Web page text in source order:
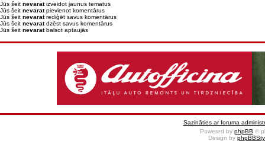
Jūs šeit nevaratizveidot jaunus tematus
Jūs šeit nevaratpievienot komentārus
Jūs šeit nevaratrediģēt savus komentārus
Jūs šeit nevaratdzēst savus komentārus
Jūs šeit nevaratbalsot aptaujās
Sazināties ar foruma
Powered by phpBB ©
Design by